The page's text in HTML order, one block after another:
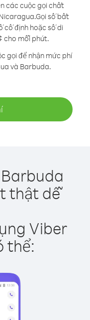
các cuộc gọi chất
Gọi số bất
cố định hoặc số di
cho mỗi phút.
gọi để nhận mức phí
và Barbuda.
thật dễ
Viber
thể: